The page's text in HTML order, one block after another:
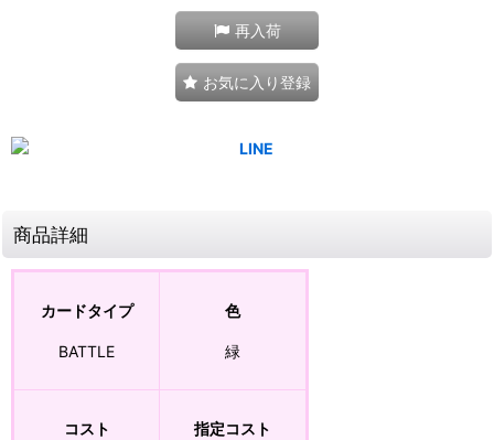
再入荷
お気に入り登録
商品詳細
カードタイプ
BATTLE
色
緑
コスト 指定コスト